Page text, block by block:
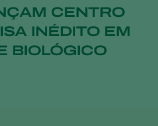
CENTRO
INÉDITO EM
BIOLÓGICO